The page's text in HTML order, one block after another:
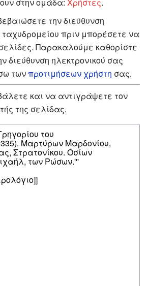
την διεύθυνση
ταχυδρομείου πριν μπορέσετε να
Παρακαλούμε καθορίστε
διεύθυνση ηλεκτρονικού σας
τωνπροτιμήσεων χρήστη σας.
και να αντιγράψετε τον
της σελίδας.